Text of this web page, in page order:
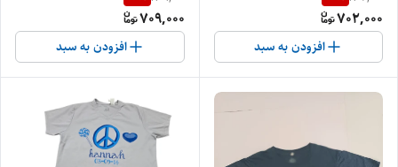
702,000
افزودن به سبد
709,000
افزودن به سبد